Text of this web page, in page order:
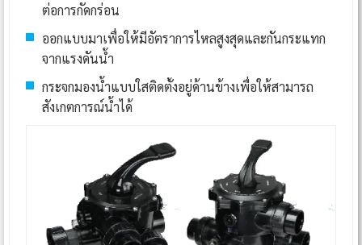
ต่อการกัดกร่อน
ออกแบบมาเพื่อให้มีอัตราการไหลสูงสุดและกันกระแทก
จากแรงดันน้ำ
กระจกมองน้ำแบบใสติดตั้งอยู่ด้านข้างเพื่อให้สามารถ
สังเกตการณ์น้ำได้